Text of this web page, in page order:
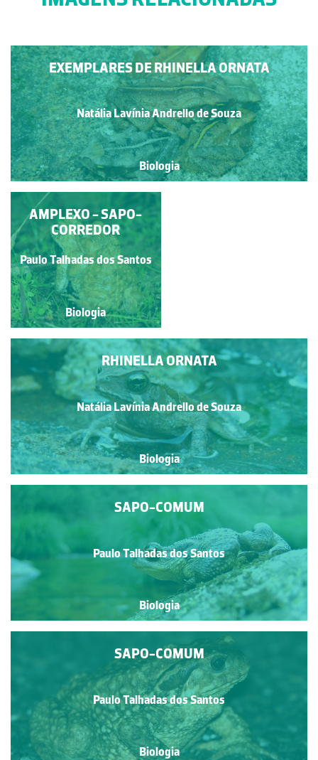
EXEMPLARES DE RHINELLA ORNATA
Natália Lavínia Andrello de Souza
Biologia
RHINELLA ORNATA
Natália Lavínia Andrello de
Souza
Biologia
RHINELLA ORNATA
Natália Lavínia Andrello de Souza
Biologia
SAPO-COMUM
Paulo Talhadas dos Santos
Biologia
AMPLEXO - SAPO-
CORREDOR
Paulo Talhadas dos Santos
Biologia
SAPO-COMUM
Paulo Talhadas dos Santos
Biologia